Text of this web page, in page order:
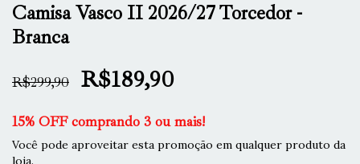
Camisa Vasco II 2026/27 Torcedor -
Branca
R$299,90 R$189,90
15% OFF comprando 3 ou mais!
Você pode aproveitar esta promoção em qualquer produto da
loja.